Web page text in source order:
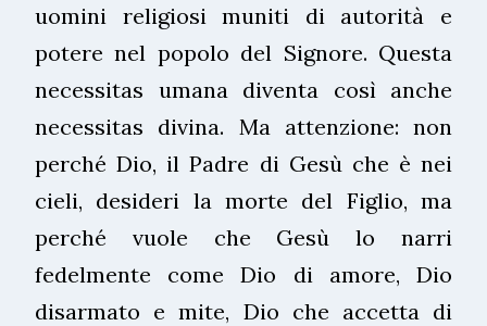
uomini religiosi muniti di autorità e
potere nel popolo del Signore. Questa
necessitas umana diventa così anche
necessitas divina. Ma attenzione: non
perché Dio, il Padre di Gesù che è nei
cieli, desideri la morte del Figlio, ma
perché vuole che Gesù lo narri
fedelmente come Dio di amore, Dio
disarmato e mite, Dio che accetta di